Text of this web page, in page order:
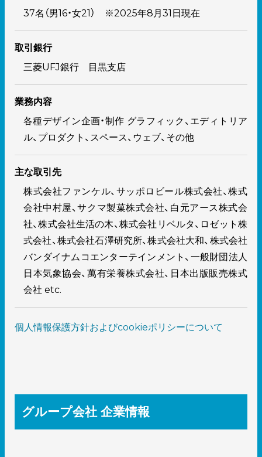
37名（男16・女21） ※2025年8月31日現在
取引銀行
三菱UFJ銀行 目黒支店
業務内容
各種デザイン企画・制作 グラフィック、エディトリア
ル、プロダクト、スペース、ウェブ、その他
主な取引先
株式会社ファンケル、サッポロビール株式会社、株式
会社中村屋、サクマ製菓株式会社、白元アース株式会
社、株式会社生活の木、株式会社リベルタ、ロゼット株
式会社、株式会社石澤研究所、株式会社大和、株式会社
バンダイナムコエンターテインメント、一般財団法人
日本気象協会、萬有栄養株式会社、日本出版販売株式
会社 etc.
個人情報保護方針およびcookieポリシーについて
グループ会社 企業情報